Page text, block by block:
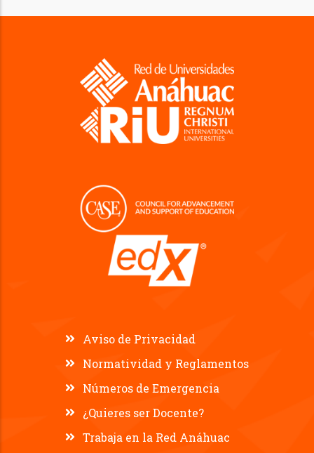
Aviso de Privacidad
Normatividad y Reglamentos
Números de Emergencia
¿Quieres ser Docente?
Trabaja en la Red Anáhuac